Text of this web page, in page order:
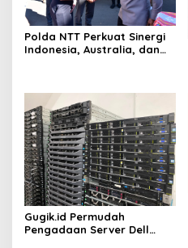
Polda NTT Perkuat Sinergi
Indonesia, Australia, dan
Gugik.id Permudah
Pengadaan Server Dell